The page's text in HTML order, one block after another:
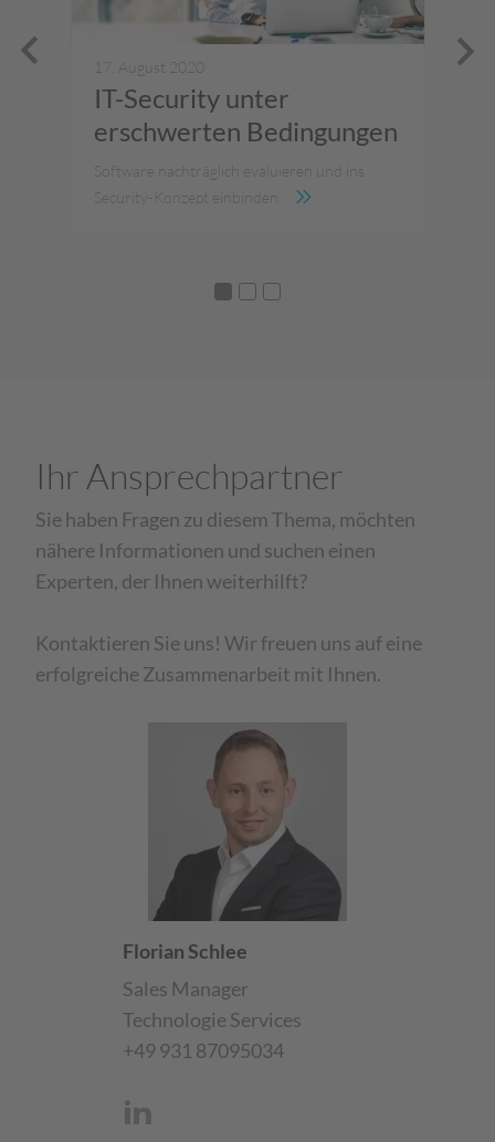
17. August 2020
IT-Security unter
erschwerten Bedingungen
Software nachträglich evaluieren und ins
Security-Konzept einbinden.
Ihr Ansprechpartner
Sie haben Fragen zu diesem Thema, möchten
nähere Informationen und suchen einen
Experten, der Ihnen weiterhilft?
Kontaktieren Sie uns! Wir freuen uns auf eine
erfolgreiche Zusammenarbeit mit Ihnen.
Florian Schlee
Sales Manager
Technologie Services
+49 931 87095034